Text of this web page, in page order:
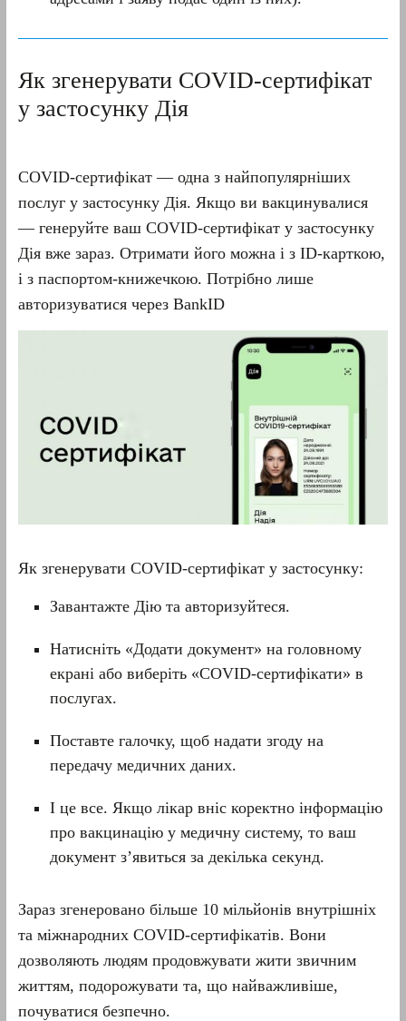
Як згенерувати СOVID-сертифікат
у застосунку Дія
СOVID-сертифікат — одна з найпопулярніших
послуг у застосунку Дія. Якщо ви вакцинувалися
— генеруйте ваш COVID-сертифікат у застосунку
Дія вже зараз. Отримати його можна і з ID-карткою,
і з паспортом-книжечкою. Потрібно лише
авторизуватися через BankID
Як згенерувати СOVID-сертифікат у застосунку:
Завантажте Дію та авторизуйтеся.
Натисніть «Додати документ» на головному
екрані або виберіть «COVID-сертифікати» в
послугах.
Поставте галочку, щоб надати згоду на
передачу медичних даних.
І це все. Якщо лікар вніс коректно інформацію
про вакцинацію у медичну систему, то ваш
документ зʼявиться за декілька секунд.
Зараз згенеровано більше 10 мільйонів внутрішніх
та міжнародних COVID-сертифікатів. Вони
дозволяють людям продовжувати жити звичним
життям, подорожувати та, що найважливіше,
почуватися безпечно.